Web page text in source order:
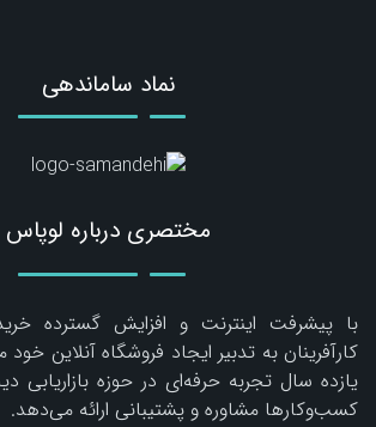
مختصری درباره لوپاس
با پیشرفت اینترنت و افزایش گسترده
کارآفرینان به تدبیر ایجاد فروشگاه آنلاین
یازده سال تجربه حرفه‌ای در حوزه بازاریابی
کسب‌وکارها مشاوره و پشتیبانی ارائه می‌دهد.
نماد ساماندهی